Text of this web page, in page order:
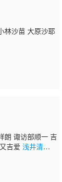
林沙苗 大原沙耶
朗 诹访部顺一 吉
吉爱 浅井清
美子 高口幸
沙耶香 日野